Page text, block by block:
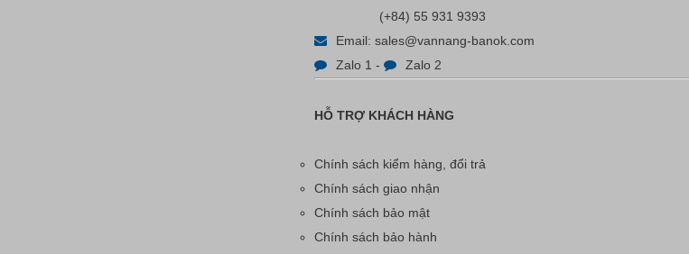
(+84) 55 931 9393
Email: sales@vannang-banok.com
Zalo 1 - Zalo 2
HỖ TRỢ KHÁCH HÀNG
Chính sách kiểm hàng, đổi trả
Chính sách giao nhận
Chính sách bảo mật
Chính sách bảo hành